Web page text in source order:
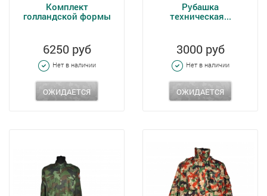
Комплект
голландской формы
6250 руб
Нет в наличии
ОЖИДАЕТСЯ
Рубашка
техническая...
3000 руб
Нет в наличии
ОЖИДАЕТСЯ